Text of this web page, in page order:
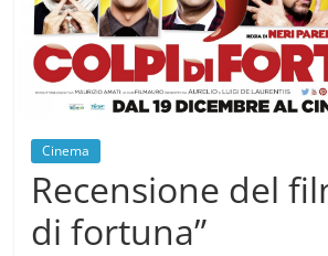
Cinema
Recensione del
di fortuna”